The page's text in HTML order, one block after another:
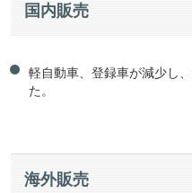
国内販売
軽自動車、登録車が減少し
た。
海外販売